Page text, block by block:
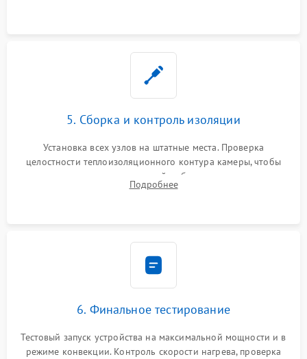
5. Сборка и контроль изоляции
Установка всех узлов на штатные места. Проверка
целостности теплоизоляционного контура камеры, чтобы
исключить перегрев кухонной мебели и потерю тепла.
Надежная фиксация клемм и сборка корпуса шкафа.
Подробнее
6. Финальное тестирование
Тестовый запуск устройства на максимальной мощности и в
режиме конвекции. Контроль скорости нагрева, проверка